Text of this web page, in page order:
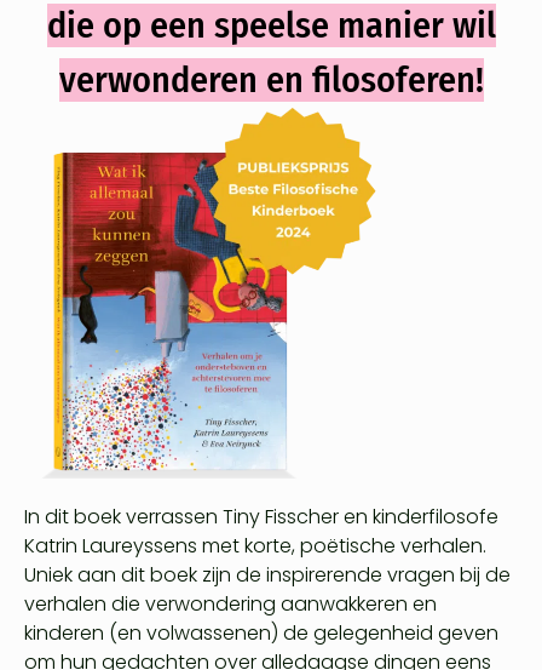
In dit boek verrassen Tiny Fisscher en kinderfilosofe
Katrin Laureyssens met korte, poëtische verhalen.
Uniek aan dit boek zijn de inspirerende vragen bij de
verhalen die verwondering aanwakkeren en
kinderen (en volwassenen) de gelegenheid geven
om hun gedachten over alledaagse dingen eens
die op een speelse manier wil
verwonderen en filosoferen!